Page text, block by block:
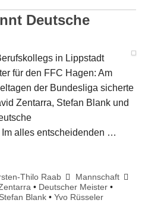
Deutsche
in Lippstadt
für den FFC Hagen: Am
der Bundesliga sicherte
Zentarra, Stefan Blank und
Im alles entscheidenden …
Thilo Raab
Mannschaft
• Deutscher Meister •
Stefan Blank • Yvo Rüsseler